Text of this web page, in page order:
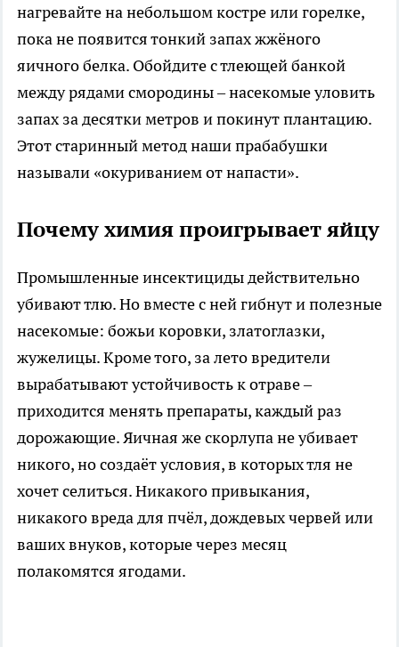
нагревайте на небольшом костре или горелке,
пока не появится тонкий запах жжёного
яичного белка. Обойдите с тлеющей банкой
между рядами смородины – насекомые уловить
запах за десятки метров и покинут плантацию.
Этот старинный метод наши прабабушки
называли «окуриванием от напасти».
Почему химия проигрывает яйцу
Промышленные инсектициды действительно
убивают тлю. Но вместе с ней гибнут и полезные
насекомые: божьи коровки, златоглазки,
жужелицы. Кроме того, за лето вредители
вырабатывают устойчивость к отраве –
приходится менять препараты, каждый раз
дорожающие. Яичная же скорлупа не убивает
никого, но создаёт условия, в которых тля не
хочет селиться. Никакого привыкания,
никакого вреда для пчёл, дождевых червей или
ваших внуков, которые через месяц
полакомятся ягодами.